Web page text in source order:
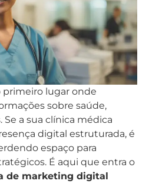
lugar onde
sobre saúde,
a sua clínica médica
digital estruturada, é
espaço para
É aqui que entra o
de marketing digital